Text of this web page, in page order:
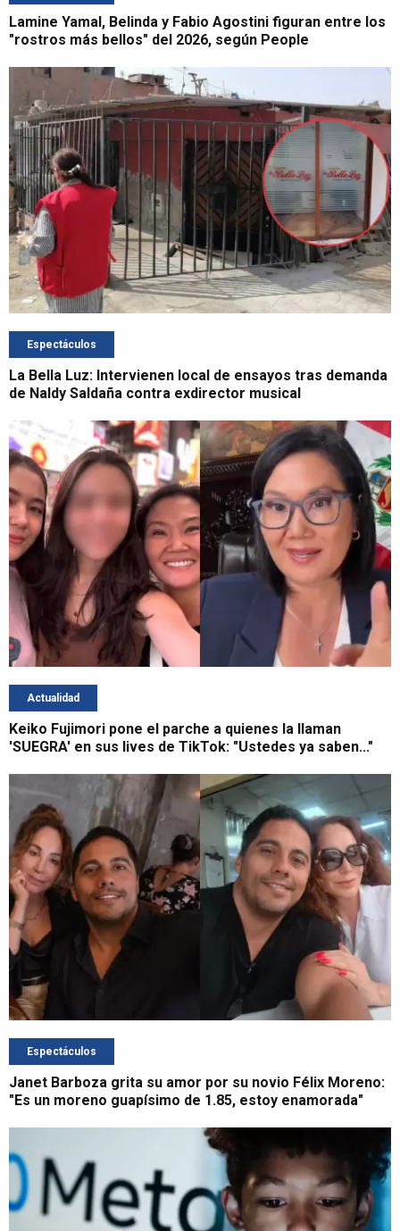
Lamine Yamal, Belinda y Fabio Agostini figuran entre los
"rostros más bellos" del 2026, según People
Espectáculos
La Bella Luz: Intervienen local de ensayos tras demanda
de Naldy Saldaña contra exdirector musical
Actualidad
Keiko Fujimori pone el parche a quienes la llaman
'SUEGRA' en sus lives de TikTok: "Ustedes ya saben..."
Espectáculos
Janet Barboza grita su amor por su novio Félix Moreno:
"Es un moreno guapísimo de 1.85, estoy enamorada"